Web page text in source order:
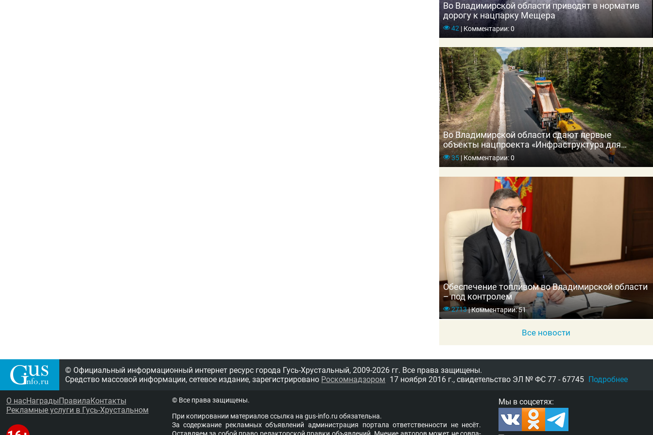
Во Владимирской области приводят в норматив
дорогу к нацпарку Мещера
42 |Комментарии: 0
Во Владимирской области сдают первые
объекты нацпроекта «Инфраструктура для
жизни» 2026 года
35|Комментарии: 0
Обеспечение топливом во Владимирской области
– под контролем
2713|Комментарии: 51
Все новости
© Официальный информационный интернет ресурс города Гусь-Хрустальный, 2009-2026 гг. Все права защищены.
Средство массовой информации, сетевое издание, зарегистрировано Роскомнадзором 17 ноября 2016 г., свидетельство ЭЛ № ФС 77 - 67745 Подробнее
Мы в соцсетях:
О насНаграды Правила Контакты
Рекламные услуги в Гусь-Хрустальном
© Все права защищены.
При копировании материалов ссыл­ка на gus-info.ru обя­за­тель­на.
За содержание рекламных объявлений администра­ция пор­та­ла от­вет­ствен­но­сти не несёт.